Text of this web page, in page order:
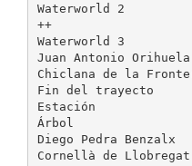
Waterworld 2
++
Waterworld 3
Juan Antonio Orihuela
Chiclana de la
Fin del trayecto
Estación
Árbol
Diego Pedra Benzalx
Cornellà de Llobregat